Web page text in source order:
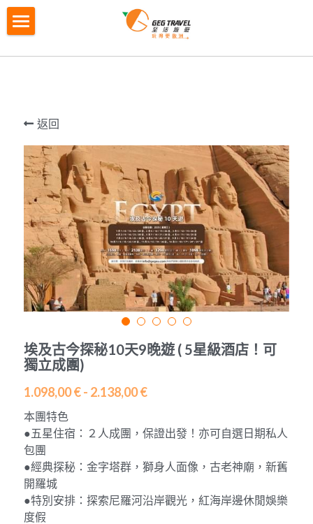
G4城市遊
歐洲循環團
循環團"玩法介紹"
循環團"常見問題"
銀線「古意盎然」7天
紅線「西歐經典」7天
綠線「南法意式」7天
藍線「璀璨東歐」7天
紫線A「英倫貴族」7天
紫線B「英倫貴族」7天
橙線「聖地之旅」7天
黃線「熱情西葡」7天
啡線「巴爾幹半島」7天
Gtour自營產品
歐洲當地團
G天下 簡介 Gtour
瑞士奇景全體驗7天
南意風情8天團
埃及探秘十天遊
埃及-聖誕期/跨年10天團
摩洛哥 9天9夜
聖誕 -摩洛哥異域迷情9天
當地團系列
當地團系列 簡介
英國白崖+巴斯巨石陣+西南海岸線+科茨沃爾
德5日遊
(冬春B)英國白崖+巴斯巨石陣+西南海岸線+科
茨沃爾德5日遊
英國天空島5日
英國天空島6日遊
英國北愛爾蘭+蘇格蘭+英格蘭6天
2026冰島6日深度遊
2027(第1季度)冰島6日遊
夏日特刊 2026
聯絡報名
在線報名
報名需知
聯絡我們
發展歷史
搜索
中文
中文
返回
埃及古今探秘10天9晚遊 ( 5星級酒店！可
獨立成團)
1.098,00 € - 2.138,00 €
本團特色
●五星住宿：２人成團，保證出發！亦可自選日期私人
包團
●經典探秘：金字塔群，獅身人面像，古老神廟，新舊
開羅城
●特別安排：探索尼羅河沿岸觀光，紅海岸邊休閒娛樂
度假
商品分類
M2迷你自主團
荷蘭出發